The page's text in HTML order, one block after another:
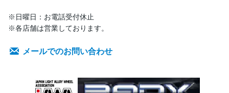
※日曜日：お電話受付休止
※各店舗は営業しております。
メールでのお問い合わせ